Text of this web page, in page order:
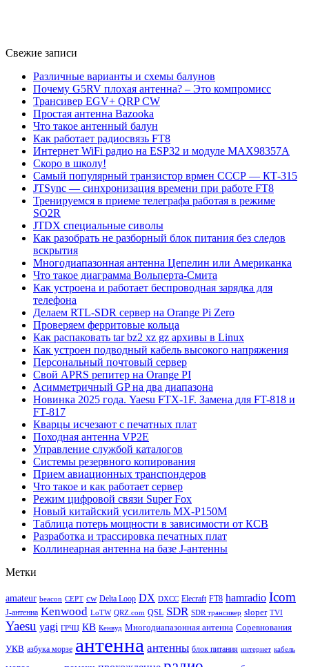
Свежие записи
Различные варианты и схемы балунов
Почему G5RV плохая антенна? – Это компромисс
Трансивер EGV+ QRP CW
Простая антенна Bazooka
Что такое антенный балун
Как работает радиосвязь FT8
Интернет WiFi радио на ESP32 и модуле MAX98357A
Скоро в школу!
Самый популярный транзистор врмен СССР — КТ-315
JTSync — синхронизация времени при работе FT8
Тренируемся в приеме телеграфа работая в режиме
SO2R
JTDX специальные сиволы
Как разобрать не разборный блок питания без следов
вскрытия
Многодиапазонная антенна Цепелин или Американка
Что такое диаграмма Вольперта-Смита
Как устроена и работает беспроводная зарядка для
телефона
Делаем RTL-SDR сервер на Orange Pi Zero
Проверяем ферритовые кольца
Как распаковать tar bz2 xz gz архивы в Linux
Как устроен подводный кабель высокого напряжения
Персональный почтовый сервер
Свой APRS репитер на Orange PI
Асимметричный GP на два диапазона
Новинка 2025 года. Yaesu FTX-1F. Замена для FT-818 и
FT-817
Кварцы исчезают с печатных плат
Походная антенна VP2E
Управление службой каталогов
Системы резервного копирования
Прием авиационных транспондеров
Что такое и как работает сервер
Режим цифровой связи Super Fox
Новый китайский усилитель MX-P150M
Таблица потерь мощности в зависимости от КСВ
Разработка и трассировка печатных плат
Коллинеарная антенна на базе J-антенны
Метки
amateur beacon CEPT cw Delta Loop DX DXCC Elecraft FT8 hamradio Icom
J-антенна Kenwood LoTW QRZ.com QSL SDR SDR трансивер sloper TVI
Yaesu yagi ГРЧЦ КВ Кенвуд Многодиапазонная антенна Соревнования
УКВ азбука морзе антенна антенны блок питания интернет кабель